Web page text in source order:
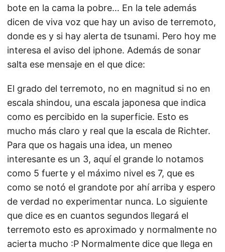
bote en la cama la pobre… En la tele además
dicen de viva voz que hay un aviso de terremoto,
donde es y si hay alerta de tsunami. Pero hoy me
interesa el aviso del iphone. Además de sonar
salta ese mensaje en el que dice:
El grado del terremoto, no en magnitud si no en
escala shindou, una escala japonesa que indica
como es percibido en la superficie. Esto es
mucho más claro y real que la escala de Richter.
Para que os hagais una idea, un meneo
interesante es un 3, aquí el grande lo notamos
como 5 fuerte y el máximo nivel es 7, que es
como se notó el grandote por ahí arriba y espero
de verdad no experimentar nunca. Lo siguiente
que dice es en cuantos segundos llegará el
terremoto esto es aproximado y normalmente no
acierta mucho :P Normalmente dice que llega en